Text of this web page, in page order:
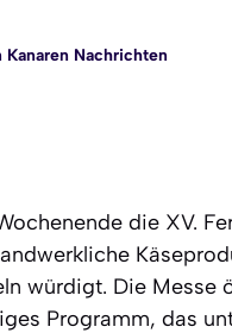
Nachrichten
die XV.
würdigt. Die Messe
Programm, das